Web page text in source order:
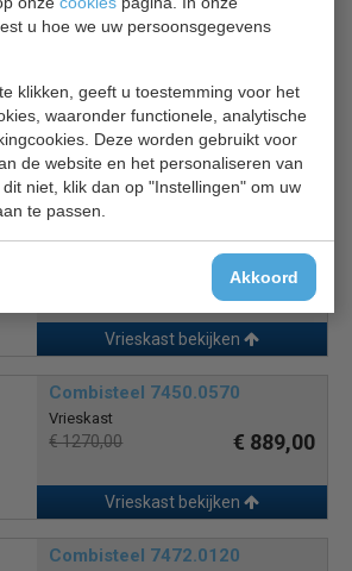
u hoe we uw persoonsgegevens
klikken, geeft u toestemming voor het
waaronder functionele, analytische
Deze worden gebruikt voor
de website en het personaliseren van
niet, klik dan op "Instellingen" om uw
te passen.
Akkoord
Vrieskast
€ 1149,00 € 919,00
Vrieskast bekijken
€ 1632,00
Vrieskast bekijken
Combisteel 7450.0570
Vrieskast
€ 1270,00 € 889,00
Vrieskast bekijken
Combisteel 7472.0120